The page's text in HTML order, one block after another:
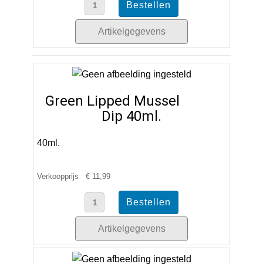
Artikelgegevens
Green Lipped Mussel
Dip 40ml.
40ml.
Verkoopprijs € 11,99
Artikelgegevens